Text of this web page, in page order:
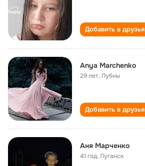
Добавить в друзья
Anya Marchenko
29 лет,Лубны
Добавить в друзья
Аня Марченко
41 год,Луганск